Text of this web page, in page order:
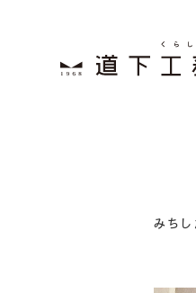
みちし